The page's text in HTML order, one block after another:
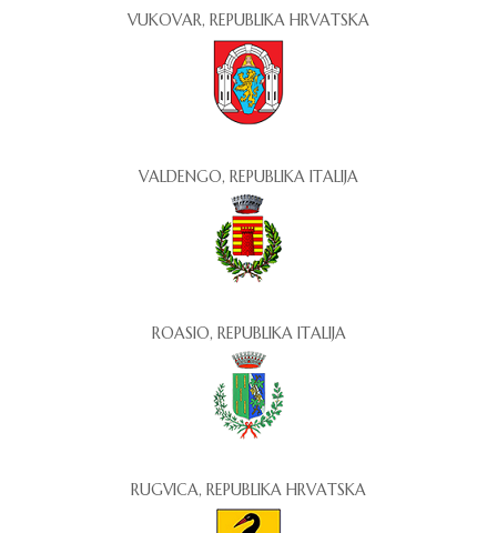
VUKOVAR, REPUBLIKA HRVATSKA
VALDENGO, REPUBLIKA ITALIJA
ROASIO, REPUBLIKA ITALIJA
RUGVICA, REPUBLIKA HRVATSKA